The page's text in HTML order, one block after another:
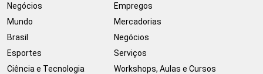
Negócios
Mundo
Brasil
Esportes
Ciência e Tecnologia
Empregos
Mercadorias
Negócios
Serviços
Workshops, Aulas e Cursos